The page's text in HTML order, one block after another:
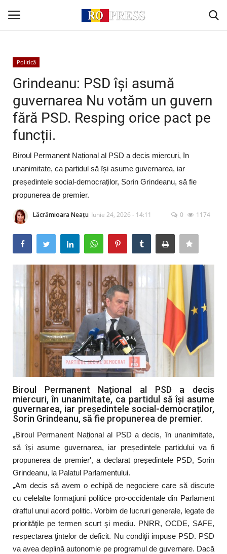
Conectare
Acasă
Intern
Extern
Politică
Socio-Economic
Monden
Artă & Cultură
Sănătate
Turism
Politică
Grindeanu: PSD își asumă
guvernarea Nu votăm un guvern
fără PSD. Resping orice pact pe
funcții.
Biroul Permanent Național al PSD a decis miercuri, în
unanimitate, ca partidul să își asume guvernarea, iar
președintele social-democraților, Sorin Grindeanu, să fie
propunerea de premier.
Lăcrămioara Neațu Iunie 24, 2026 - 14:11 0 1174
Biroul Permanent Național al PSD a decis
miercuri, în unanimitate, ca partidul să își asume
guvernarea, iar președintele social-democraților,
Sorin Grindeanu, să fie propunerea de premier.
„Biroul Permanent Național al PSD a decis, în unanimitate,
să își asume guvernarea, iar președintele partidului va fi
propunerea de premier', a declarat președintele PSD, Sorin
Grindeanu, la Palatul Parlamentului.
„Am decis să avem o echipă de negociere care să discute
cu celelalte formaţiuni politice pro-occidentale din Parlament
draftul unui acord politic. Vorbim de lucruri generale, legate de
priorităţile pe termen scurt şi mediu. PNRR, OCDE, SAFE,
respectarea ţintelor de deficit. Nu condiţii impuse PSD. PSD
va avea deplină autonomie pe programul de guvernare. Dacă